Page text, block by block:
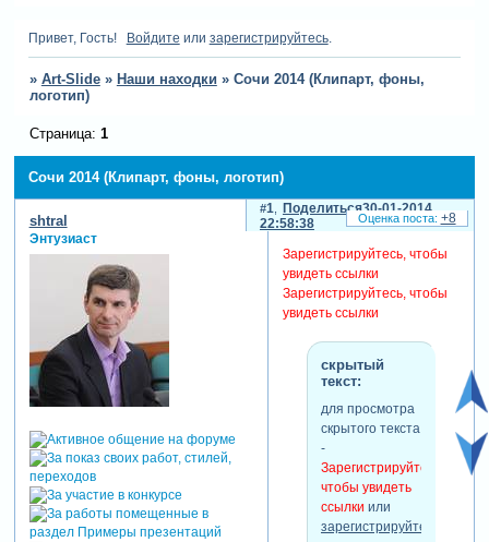
Привет, Гость! Войдите или зарегистрируйтесь.
» Art-Slide » Наши находки » Сочи 2014 (Клипарт, фоны,
логотип)
Сочи 2014 (Клипарт, фоны, логотип)
Страница: 1
Поделиться
1
30-01-2014
22:58:38
shtral
Энтузиаст
Зарегистрируйтесь, чтобы
увидеть ссылки
Зарегистрируйтесь, чтобы
увидеть ссылки
скрытый
текст:
для просмотра
скрытого текста
-
Зарегистрируйтесь,
чтобы увидеть
ссылки или
зарегистрируйтесь
+8